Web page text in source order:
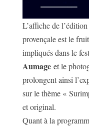
L’affiche de
provençale est le
impliqués dans le
Aumageet le
prolongent ainsi
sur le thème «
et original.
Quant à la